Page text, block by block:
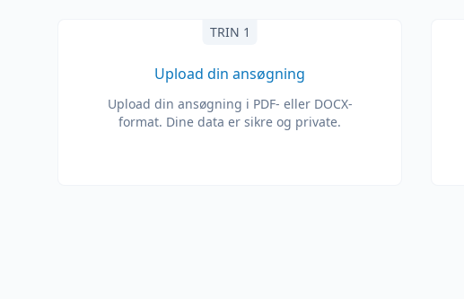
TRIN 1
Upload din ansøgning
Upload din ansøgning i PDF- eller DOCX-
format. Dine data er sikre og private.